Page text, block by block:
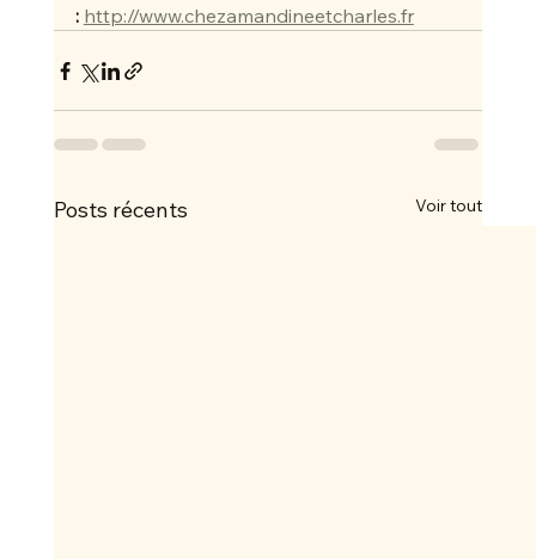
: http://www.chezamandineetcharles.fr
Posts récents Voir tout